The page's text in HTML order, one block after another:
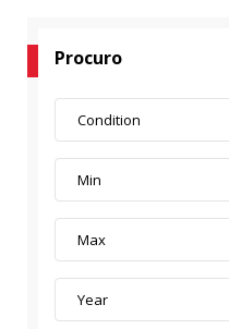
Procuro
Condition
Min
Max
Year